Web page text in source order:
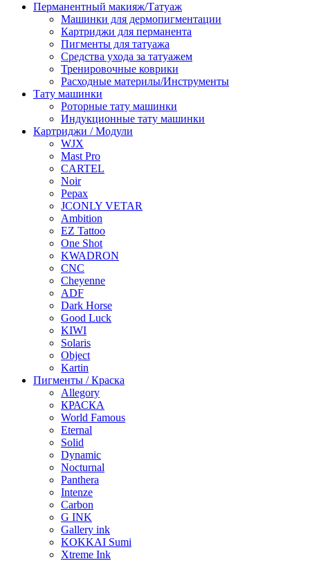
Перманентный макияж/Татуаж
Машинки для дермопигментации
Картриджи для перманента
Пигменты для татуажа
Средства ухода за татуажем
Тренировочные коврики
Расходные материлы/Инструменты
Тату машинки
Роторные тату машинки
Индукционные тату машинки
Картриджи / Модули
WJX
Mast Pro
CARTEL
Noir
Pepax
JCONLY VETAR
Ambition
EZ Tattoo
One Shot
KWADRON
CNC
Cheyenne
ADF
Dark Horse
Good Luck
KIWI
Solaris
Object
Kartin
Пигменты / Краска
Allegory
КРАСКА
World Famous
Eternal
Solid
Dynamic
Nocturnal
Panthera
Intenze
Carbon
G INK
Gallery ink
KOKKAI Sumi
Xtreme Ink